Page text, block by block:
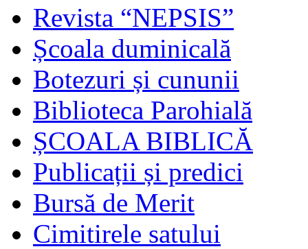
Revista “NEPSIS”
Școala duminicală
Botezuri și cununii
Biblioteca Parohială
ȘCOALA BIBLICĂ
Publicații și predici
Bursă de Merit
Cimitirele satului